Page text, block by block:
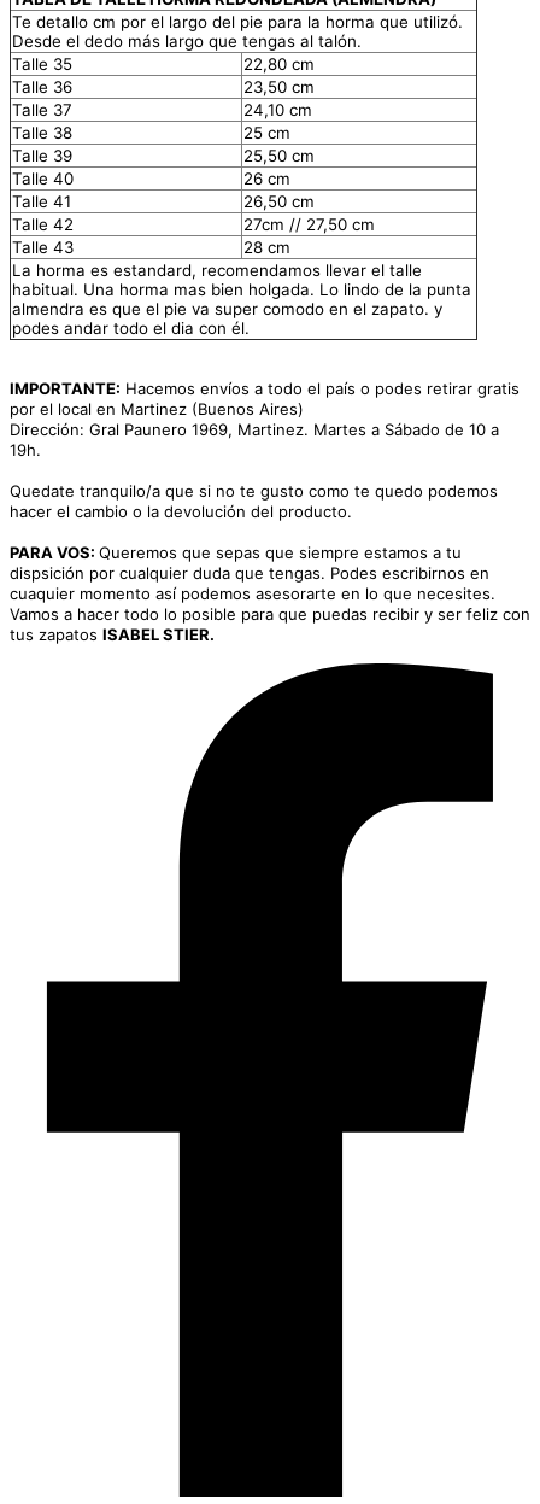
Te detallo cm por el largo del pie para la horma que utilizó.
Desde el dedo más largo que tengas al talón.
Talle 35
22,80 cm
Talle 36
23,50 cm
Talle 37
24,10 cm
Talle 38
25 cm
Talle 39
25,50 cm
Talle 40
26 cm
Talle 41
26,50 cm
Talle 42
27cm // 27,50 cm
Talle 43
28 cm
La horma es estandard, recomendamos llevar el talle
habitual. Una horma mas bien holgada. Lo lindo de la punta
almendra es que el pie va super comodo en el zapato. y
podes andar todo el dia con él.
IMPORTANTE: Hacemos envíos a todo el país o podes retirar gratis
por el local en Martinez (Buenos Aires)
Dirección: Gral Paunero 1969, Martinez. Martes a Sábado de 10 a
19h.
Quedate tranquilo/a que si no te gusto como te quedo podemos
hacer el cambio o la devolución del producto.
PARA VOS: Queremos que sepas que siempre estamos a tu
dispsición por cualquier duda que tengas. Podes escribirnos en
cuaquier momento así podemos asesorarte en lo que necesites.
Vamos a hacer todo lo posible para que puedas recibir y ser feliz con
tus zapatos ISABEL STIER.